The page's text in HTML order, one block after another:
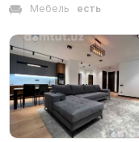
Мебель
есть